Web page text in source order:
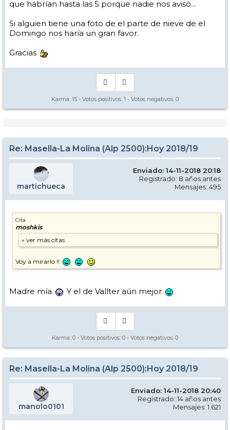
que habrían hasta las 5 porque nadie nos avisó...
Si alguien tiene una foto de el parte de nieve de el
Domingo nos haría un gran favor.
Gracias
Karma: 15 - Votos positivos: 1 - Votos negativos: 0
Re: Masella-La Molina (Alp 2500):Hoy 2018/19
martichueca
Enviado: 14-11-2018 20:18
Registrado: 8 años antes
Mensajes: 495
Cita
moshkis
Voy a mirarlo !!
Madre mía Y el de Vallter aún mejor
Karma: 0 - Votos positivos: 0 - Votos negativos: 0
Re: Masella-La Molina (Alp 2500):Hoy 2018/19
manolo0101
Enviado: 14-11-2018 20:40
Registrado: 14 años antes
Mensajes: 1.621